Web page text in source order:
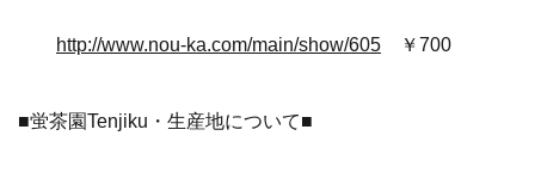
http://www.nou-ka.com/main/show/605 ￥700
■蛍茶園Tenjiku・生産地について■